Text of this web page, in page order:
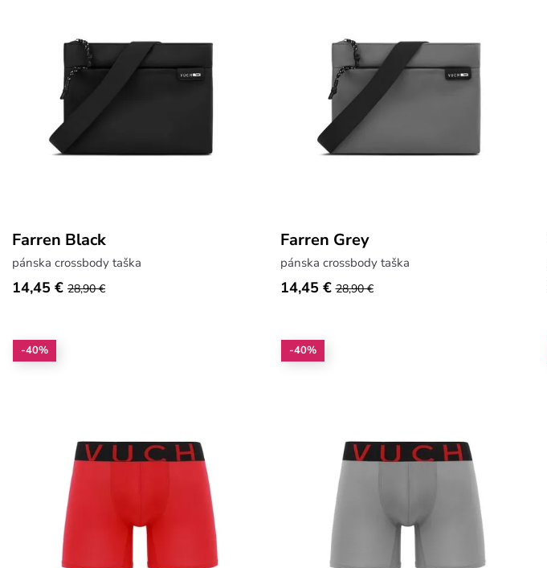
Farren Black
pánska crossbody taška
14,45 € 28,90 €
Farren Grey
pánska crossbody taška
14,45 € 28,90 €
-40% -40%